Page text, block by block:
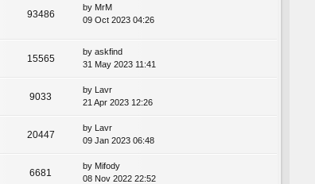
93486
by MrM
09 Oct 2023 04:26
15565
by askfind
31 May 2023 11:41
9033
by Lavr
21 Apr 2023 12:26
20447
by Lavr
09 Jan 2023 06:48
6681
by Mifody
08 Nov 2022 22:52